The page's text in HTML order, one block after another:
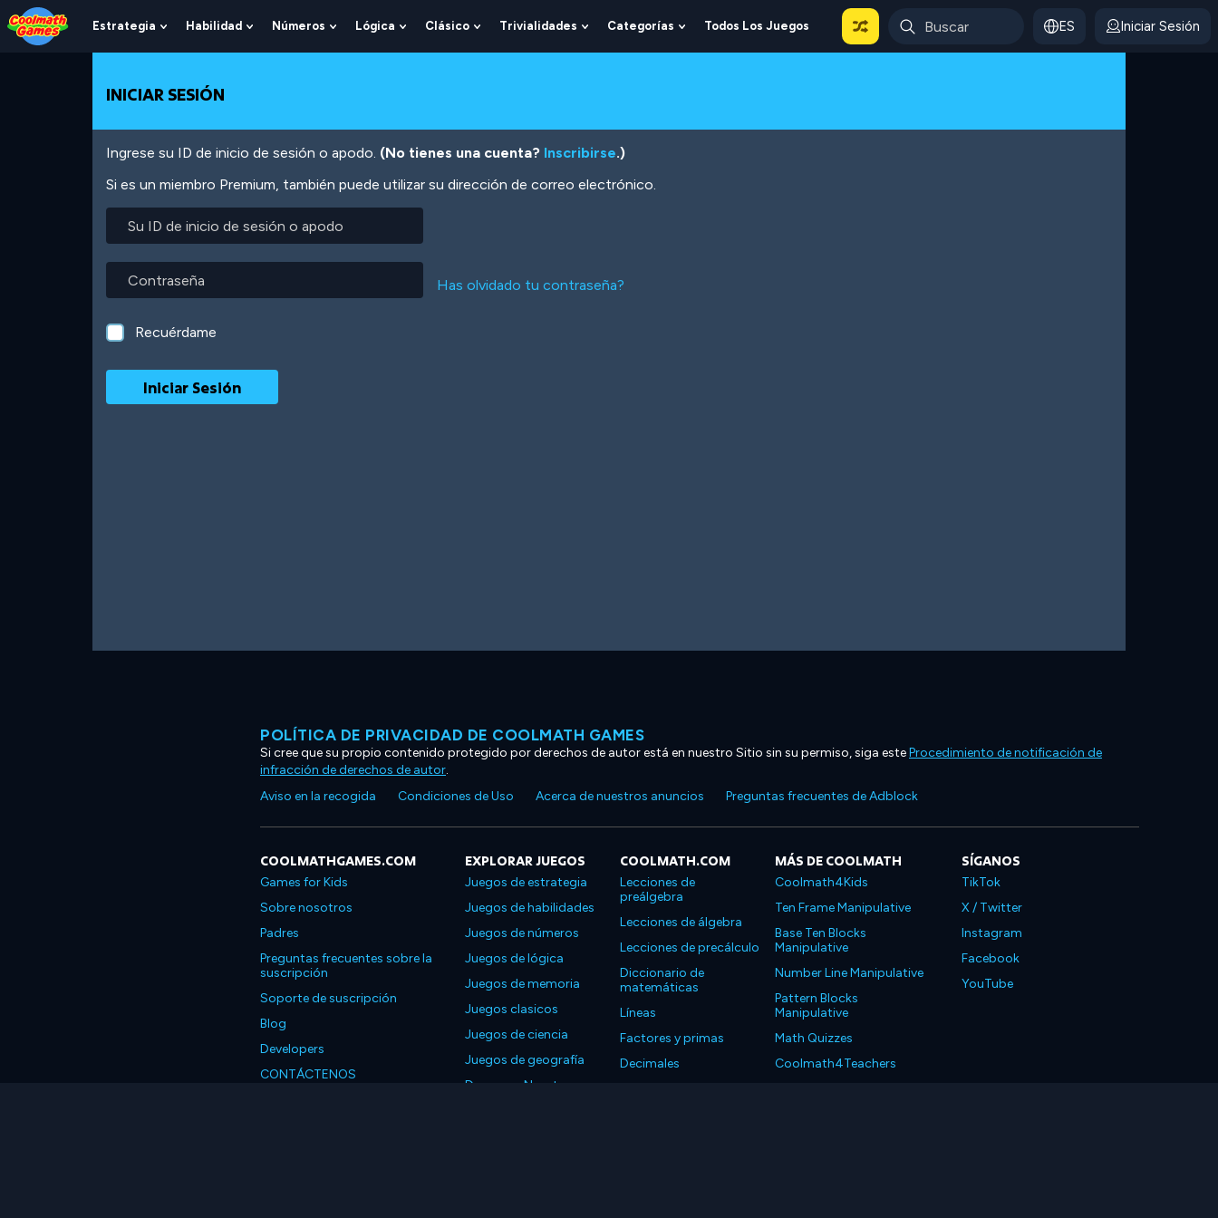
Skip
to
Top
Skip
to
Navigation
Skip
to
Main
Skip
to
Footer
Pasar
al
contenido
Estrategia
Show
Submenu
Estrategia
Habilidad
Show
Submenu
Números
Show
Submenu
Lógica
Show
Submenu
Clásico
Show
Submenu
Trivialidades
Show
Submenu
Categorías
Show
Submenu
Todos Los Juegos ES Iniciar Sesión
INICIAR SESIÓN
Ingrese su ID de inicio de sesión o apodo. (No tienes una cuenta? Inscribirse.)
Si es un miembro Premium, también puede utilizar su dirección de correo electrónico.
inicio
sesión
o
apodo
Has olvidado tu contraseña?
Recuérdame
POLÍTICA DE PRIVACIDAD DE COOLMATH GAMES
Si cree que su propio contenido protegido por derechos de autor está en nuestro Sitio sin su permiso, siga esteProcedimiento de notificación de
infracción de derechos de autor.
Aviso en la recogida
Condiciones de Uso Acerca de nuestros anuncios Preguntas frecuentes de Adblock
COOLMATHGAMES.COM
Games for Kids
Sobre nosotros
Padres
Preguntas frecuentes sobre la
suscripción
Soporte de suscripción
Blog
Developers
CONTÁCTENOS
EXPLORAR JUEGOS
Juegos de estrategia
Juegos de habilidades
Juegos de números
Juegos de lógica
Juegos de memoria
Juegos clasicos
Juegos de ciencia
Juegos de geografía
Descarga Nuestras
COOLMATH.COM
Lecciones de
preálgebra
Lecciones de álgebra
Lecciones de precálculo
Diccionario de
matemáticas
Líneas
Factores y primas
Decimales
MÁS DE COOLMATH
Coolmath4Kids
Ten Frame Manipulative
Base Ten Blocks
Manipulative
Number Line Manipulative
Pattern Blocks
Manipulative
Math Quizzes
Coolmath4Teachers
SÍGANOS
TikTok
X / Twitter
Instagram
Facebook
YouTube